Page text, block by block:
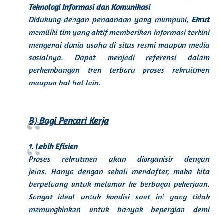
Teknologi Informasi dan Komunikasi
Didukung dengan pendanaan yang mumpuni, Ekrut
memiliki tim yang aktif memberikan informasi terkini
mengenai dunia usaha di situs resmi maupun media
sosialnya. Dapat menjadi referensi dalam
perkembangan tren terbaru proses rekruitmen
maupun hal-hal lain.
B) Bagi Pencari Kerja
1. Lebih Efisien
Proses rekrutmen akan diorganisir dengan
jelas. Hanya dengan sekali mendaftar, maka kita
berpeluang untuk melamar ke berbagai pekerjaan.
Sangat ideal untuk kondisi saat ini yang tidak
memungkinkan untuk banyak bepergian demi